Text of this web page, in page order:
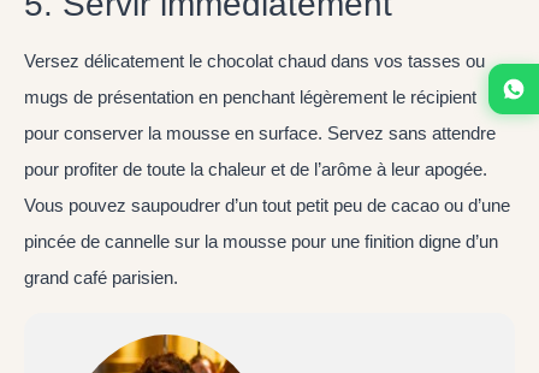
Versez délicatement le chocolat chaud dans vos tasses ou
mugs de présentation en penchant légèrement le récipient
pour conserver la mousse en surface. Servez sans attendre
pour profiter de toute la chaleur et de l’arôme à leur apogée.
Vous pouvez saupoudrer d’un tout petit peu de cacao ou d’une
pincée de cannelle sur la mousse pour une finition digne d’un
grand café parisien.